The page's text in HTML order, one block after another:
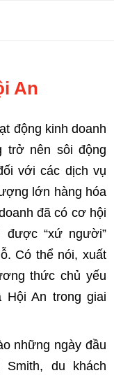
An
động kinh doanh
trở nên sôi động
với các dịch vụ
lớn hàng hóa
đã có cơ hội
“xứ người”
Có thể nói, xuất
thức chủ yếu
Hội An trong giai
những ngày đầu
du khách